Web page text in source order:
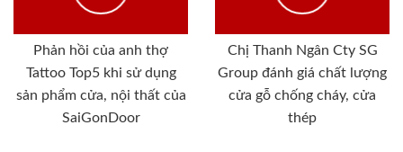
Phản hồi của anh thợ
Tattoo Top5 khi sử dụng
sản phẩm cửa, nội thất của
SaiGonDoor
Chị Thanh Ngân Cty SG
Group đánh giá chất lượng
cửa gỗ chống cháy, cửa
thép